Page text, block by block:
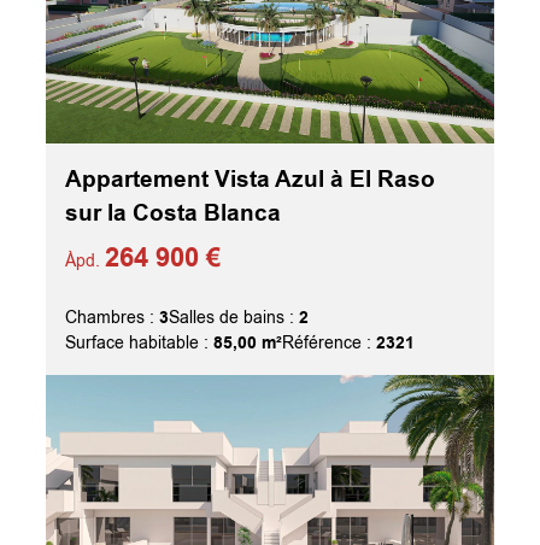
Appartement Vista Azul à El Raso
sur la Costa Blanca
Àpd.264 900 €
Chambres :3Salles de bains :2
Surface habitable :85,00 m²Référence :2321